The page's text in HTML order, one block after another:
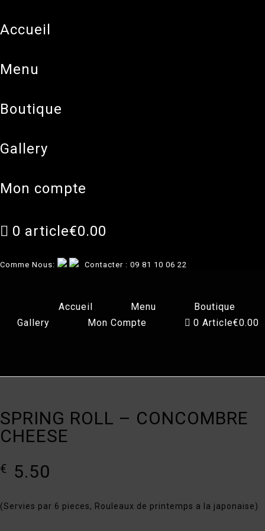
accueil
menu
boutique
gallery
mon compte
0 article€0.00
Comme Nous: Contacter : 09 81 10 06 22
Accueil Menu
Boutique
Gallery
Mon Compte 0 Article€0.00
SPRING ROLL – CONCOMBRE
CHEESE
€ 5.50
(Servies par 6 pieces, Rouleaux de printemps a la japonaise)